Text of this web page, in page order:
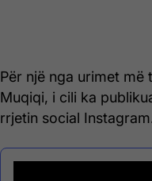
Për një nga urimet
Muqiqi, i cili ka
rrjetin social